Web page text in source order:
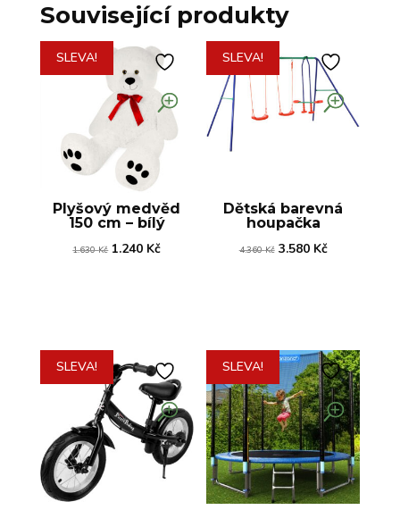
Související produkty
SLEVA!
Plyšový medvěd
150 cm – bílý
1.630Kč Původní
1.240 KčAktuální
SLEVA!
Dětská barevná
houpačka
4.360Kč Původní
3.580 KčAktuální
SLEVA! SLEVA!